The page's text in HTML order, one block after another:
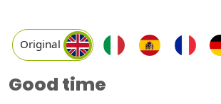
Original
Good time